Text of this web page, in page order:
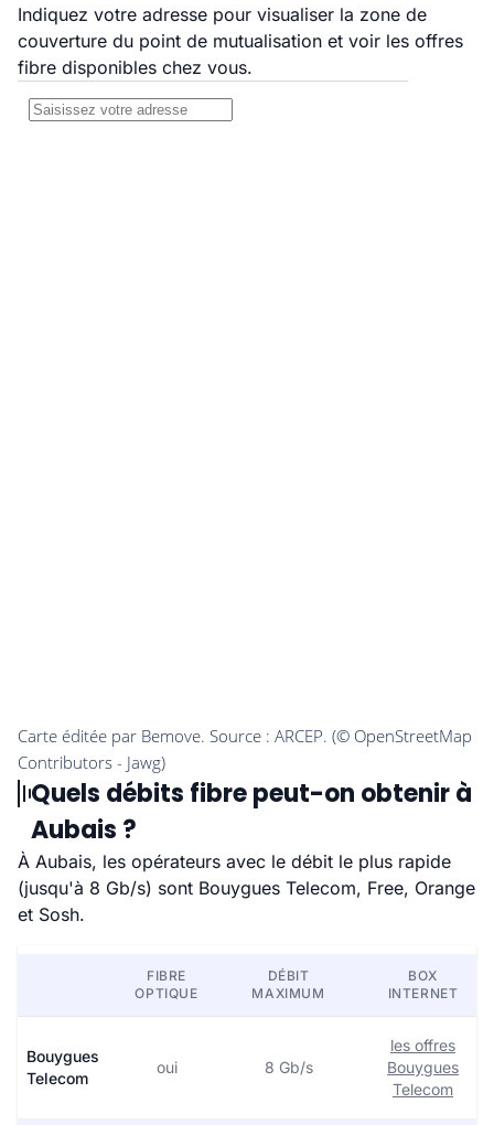
Indiquez votre adresse pour visualiser la zone de
couverture du point de mutualisation et voir les offres
fibre disponibles chez vous.
Quels débits fibre peut-on obtenir à
Aubais ?
À Aubais, les opérateurs avec le débit le plus rapide
(jusqu'à 8 Gb/s) sont Bouygues Telecom, Free, Orange
et Sosh.
FIBRE
OPTIQUE
DÉBIT
MAXIMUM
BOX
INTERNET
Bouygues
Telecom
oui 8 Gb/s
les offres
Bouygues
Telecom